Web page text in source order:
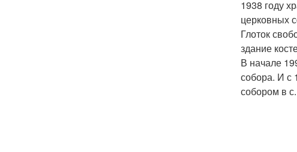
1938 году
церковных
Глоток
здание
В начале
собора. И с
собором в